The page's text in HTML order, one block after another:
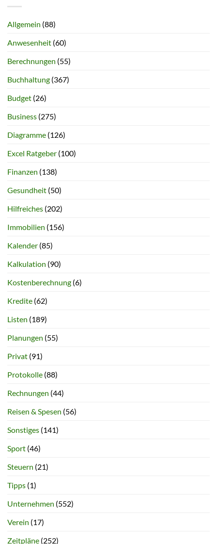
Allgemein (88)
Anwesenheit (60)
Berechnungen (55)
Buchhaltung (367)
Budget (26)
Business (275)
Diagramme (126)
Excel Ratgeber (100)
Finanzen (138)
Gesundheit (50)
Hilfreiches (202)
Immobilien (156)
Kalender (85)
Kalkulation (90)
Kostenberechnung (6)
Kredite (62)
Listen (189)
Planungen (55)
Privat (91)
Protokolle (88)
Rechnungen (44)
Reisen & Spesen (56)
Sonstiges (141)
Sport (46)
Steuern (21)
Tipps (1)
Unternehmen (552)
Verein (17)
Zeitpläne (252)